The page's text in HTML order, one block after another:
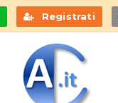
Registrati